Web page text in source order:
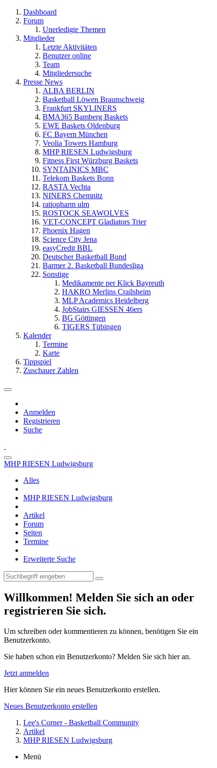
Dashboard
Forum
Unerledigte Themen
Mitglieder
Letzte Aktivitäten
Benutzer online
Team
Mitgliedersuche
Presse News
ALBA BERLIN
Basketball Löwen Braunschweig
Frankfurt SKYLINERS
BMA365 Bamberg Baskets
EWE Baskets Oldenburg
FC Bayern München
Veolia Towers Hamburg
MHP RIESEN Ludwigsburg
Fitness First Würzburg Baskets
SYNTAINICS MBC
Telekom Baskets Bonn
RASTA Vechta
NINERS Chemnitz
ratiopharm ulm
ROSTOCK SEAWOLVES
VET-CONCEPT Gladiators Trier
Phoenix Hagen
Science City Jena
easyCredit BBL
Deutscher Basketball Bund
Barmer 2. Basketball Bundesliga
Sonstige
Medikamente per Klick Bayreuth
HAKRO Merlins Crailsheim
MLP Academics Heidelberg
JobStairs GIESSEN 46ers
BG Göttingen
TIGERS Tübingen
Kalender
Termine
Karte
Tippspiel
Zuschauer Zahlen
Anmelden
Registrieren
Suche
MHP RIESEN Ludwigsburg
Alles
MHP RIESEN Ludwigsburg
Artikel
Forum
Seiten
Termine
Erweiterte Suche
Willkommen! Melden Sie sich an oder
registrieren Sie sich.
Um schreiben oder kommentieren zu können, benötigen Sie ein
Benutzerkonto.
Sie haben schon ein Benutzerkonto? Melden Sie sich hier an.
Jetzt anmelden
Hier können Sie ein neues Benutzerkonto erstellen.
Neues Benutzerkonto erstellen
Lee's Corner - Basketball Community
Artikel
MHP RIESEN Ludwigsburg
Menü